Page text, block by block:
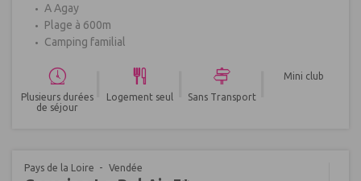
A Agay
Plage à 600m
Camping familial
Plusieurs durées
de séjour
Logement seul Sans Transport
Mini club
Pays de la Loire Vendée